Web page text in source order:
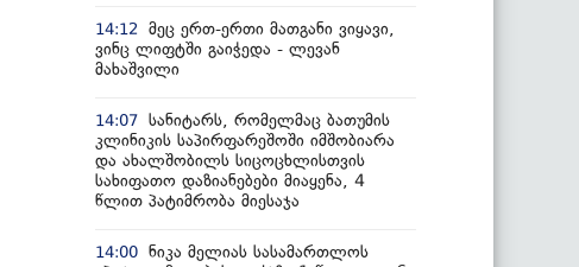
14:12
მეც ერთ-ერთი მათგანი ვიყავი,
ვინც ლიფტში გაიჭედა - ლევან
მახაშვილი
14:07 სანიტარს, რომელმაც ბათუმის
კლინიკის საპირფარეშოში იმშობიარა
და ახალშობილს სიცოცხლისთვის
სახიფათო დაზიანებები მიაყენა, 4
წლით პატიმრობა მიესაჯა
14:00 ნიკა მელიას სასამართლოს